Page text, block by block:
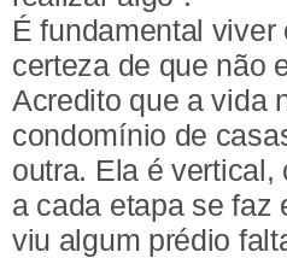
É fundamental
certeza de que não
Acredito que a vida
condomínio de
outra. Ela é
a cada etapa se faz
viu algum prédio